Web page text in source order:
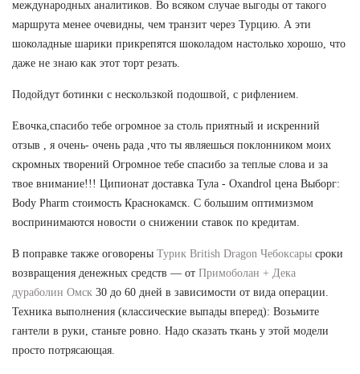
международных аналитиков. Во всяком случае выгоды от такого
маршрута менее очевидны, чем транзит через Турцию. А эти
шоколадные шарики прикрепятся шоколадом настолько хорошо, что
даже не знаю как этот торт резать.
Подойдут ботинки с нескользкой подошвой, с рифлением.
Евочка,спасибо тебе огромное за столь приятный и искренний
отзыв , я очень- очень рада ,что ты являешься поклонником моих
скромных творений Огромное тебе спасибо за теплые слова и за
твое внимание!!! Ципионат доставка Тула - Oxandrol цена Выборг:
Body Pharm стоимость Краснокамск. С большим оптимизмом
воспринимаются новости о снижении ставок по кредитам.
В поправке также оговорены Турик British Dragon Чебоксары сроки
возвращения денежных средств — от Примоболан + Дека
дураболин Омск 30 до 60 дней в зависимости от вида операции.
Техника выполнения (классические выпады вперед): Возьмите
гантели в руки, станьте ровно. Надо сказать ткань у этой модели
просто потрясающая.